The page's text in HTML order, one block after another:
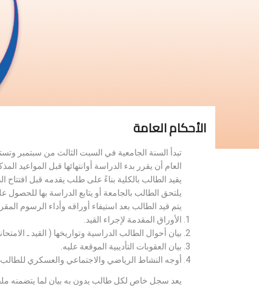
الأحكام العامة
تبدأ السنة الجامعية في السبت الثالث من سبتمبر
العام أن يقرر بدء الدراسة أوانتهائها قبل المواعيد
يقيد الطالب بالكلية بناءً على طلب يقدمه قبل
يلتحق الطالب بالجامعة أو يتابع الدراسة بها
يتم قيد الطالب بعد استيفاء أوراقه وأداء الرسوم
الأوراق المقدمة لإجراء القيد.
بيان أحوال الطالب الدراسية وتواريخها ( القيد ـ
بيان العقوبات التأديبية الموقعة عليه.
أوجه النشاط الرياضي والاجتماعي والعسكري للطالب.
يعد سجل خاص لكل طالب يدون به بيان لما يتضمنه